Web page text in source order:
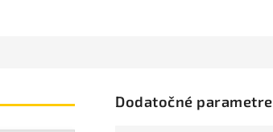
Dodatočné parametre